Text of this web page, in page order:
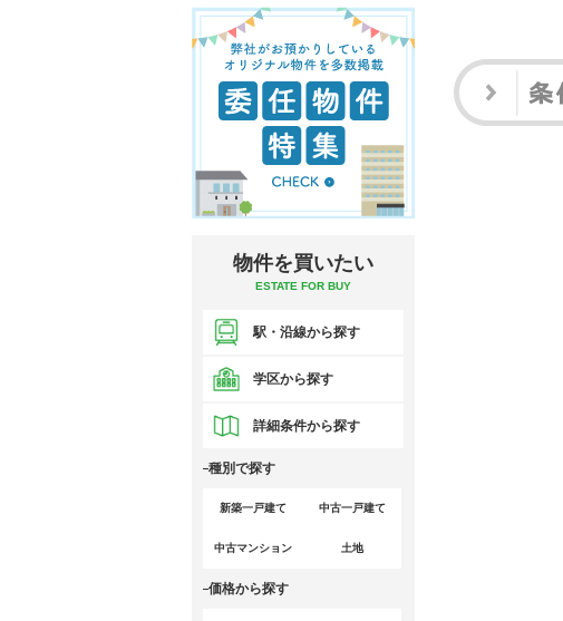
物件を買いたい
ESTATE FOR BUY
駅・沿線から探す
学区から探す
詳細条件から探す
種別で探す
新築一戸建て 中古一戸建て
中古マンション 土地
価格から探す